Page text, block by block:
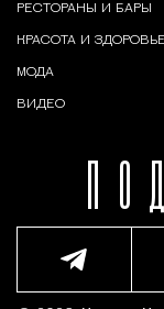
РЕСТОРАНЫ И БАРЫ
КРАСОТА И ЗДОРОВЬЕ
МОДА
ВИДЕО